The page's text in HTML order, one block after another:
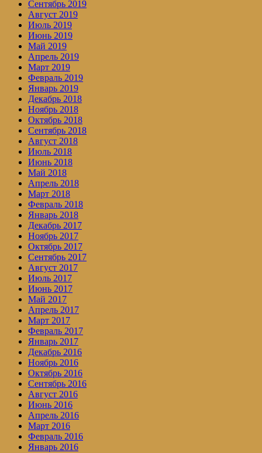
Сентябрь 2019
Август 2019
Июль 2019
Июнь 2019
Май 2019
Апрель 2019
Март 2019
Февраль 2019
Январь 2019
Декабрь 2018
Ноябрь 2018
Октябрь 2018
Сентябрь 2018
Август 2018
Июль 2018
Июнь 2018
Май 2018
Апрель 2018
Март 2018
Февраль 2018
Январь 2018
Декабрь 2017
Ноябрь 2017
Октябрь 2017
Сентябрь 2017
Август 2017
Июль 2017
Июнь 2017
Май 2017
Апрель 2017
Март 2017
Февраль 2017
Январь 2017
Декабрь 2016
Ноябрь 2016
Октябрь 2016
Сентябрь 2016
Август 2016
Июнь 2016
Апрель 2016
Март 2016
Февраль 2016
Январь 2016